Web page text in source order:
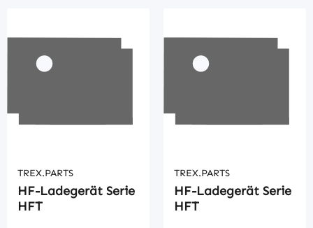
TREX.PARTS
HF-Ladegerät Serie
HFT
TREX.PARTS
HF-Ladegerät Serie
HFT